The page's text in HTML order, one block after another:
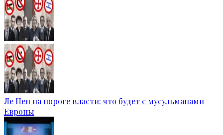
Ле Пен на пороге власти: что будет с мусульманами
Европы